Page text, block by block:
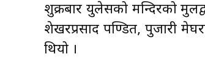
शुक्रबार युलेसको मन्दिरको
शेखरप्रसाद पण्डित, पुजारी
थियो ।